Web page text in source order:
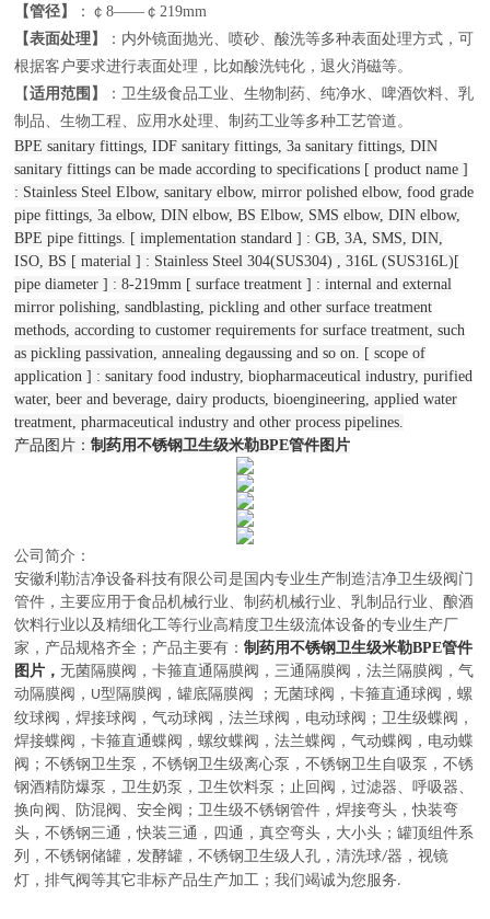
【管径】
：￠8——￠219mm
【表面处理】
：内外镜面抛光、喷砂、酸洗等多种表面处理方式，可
根据客户要求进行表面处理，比如酸洗钝化，退火消磁等。
【适用范围】
：卫生级食品工业、生物制药、纯净水、啤酒饮料、乳
制品、生物工程、应用水处理、制药工业等多种工艺管道。
BPE sanitary fittings, IDF sanitary fittings, 3a sanitary fittings, DIN
sanitary fittings can be made according to specifications [ product name ]
: Stainless Steel Elbow, sanitary elbow, mirror polished elbow, food grade
pipe fittings, 3a elbow, DIN elbow, BS Elbow, SMS elbow, DIN elbow,
BPE pipe fittings. [ implementation standard ] : GB, 3A, SMS, DIN,
ISO, BS [ material ] : Stainless Steel 304(SUS304) , 316L (SUS316L)[
pipe diameter ] : 8-219mm [ surface treatment ] : internal and external
mirror polishing, sandblasting, pickling and other surface treatment
methods, according to customer requirements for surface treatment, such
as pickling passivation, annealing degaussing and so on. [ scope of
application ] : sanitary food industry, biopharmaceutical industry, purified
water, beer and beverage, dairy products, bioengineering, applied water
treatment, pharmaceutical industry and other process pipelines.
产品图片：制药用不锈钢卫生级米勒BPE管件图片
公司简介：
安徽利勒洁净设备科技有限公司是 国内专业生产制造洁净卫生级阀门
管件，主要应用于食品机械行业、制药机械行业、乳制品行业、酿酒
饮料行业以及精细化工等行业高精度卫生级流体设备的专业生产厂
家， 产品规格齐全；产品主要有：制药用不锈钢卫生级米勒BPE管件
图片，无菌隔膜阀 ，卡箍直通隔膜阀，三通隔膜阀，法兰隔膜阀，气
动隔膜阀， U型隔膜阀，罐底隔膜阀 ；无菌球阀 ，卡箍直通球阀，螺
纹球阀，焊接球阀，气动球阀，法兰球阀，电动球阀 ；卫生级蝶阀 ，
焊接蝶阀，卡箍直通蝶阀，螺纹蝶阀，法兰蝶阀，气动蝶阀，电动蝶
阀 ；不锈钢卫生泵 ，不锈钢卫生级离心泵，不锈钢卫生自吸泵，不锈
钢酒精防爆泵，卫生奶泵，卫生饮料泵 ； 止回阀，过滤器、呼吸器、
换向阀、防混阀、安全阀 ；卫生级不锈钢管件 ，焊接弯头，快装弯
头，不锈钢三通，快装三通，四通，真空弯头，大小头 ；罐顶组件系
列 ，不锈钢储罐，发酵罐，不锈钢卫生级人孔，清洗球/器，视镜
灯，排气阀等其它非标产品生产加工 ；我们竭诚为您服务.